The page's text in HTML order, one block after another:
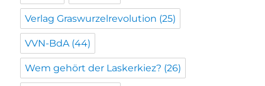
Verlag Graswurzelrevolution (25)
VVN-BdA (44)
Wem gehört der Laskerkiez? (26)